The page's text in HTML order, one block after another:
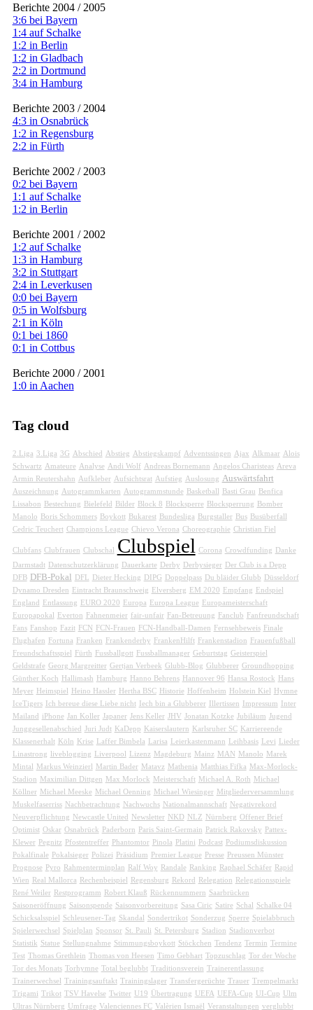
Berichte 2004 / 2005
3:6 bei Bayern
1:4 auf Schalke
1:2 in Berlin
1:2 in Gladbach
2:2 in Dortmund
3:4 in Hamburg
Berichte 2003 / 2004
4:3 in Osnabrück
1:2 in Regensburg
2:2 in Fürth
Berichte 2002 / 2003
0:2 bei Bayern
1:1 auf Schalke
1:2 in Berlin
Berichte 2001 / 2002
1:2 auf Schalke
1:3 in Hamburg
3:2 in Stuttgart
2:4 in Leverkusen
0:0 bei Bayern
0:5 in Wolfsburg
2:1 in Köln
0:1 bei 1860
0:1 in Cottbus
Berichte 2000 / 2001
1:0 in Aachen
Tag cloud
2.Liga 3.Liga 3G Abschied Abstieg Abstiegskampf Adventssingen Ajax Alkmaar Alois
Schwartz Amateure Analyse Andi Wolf Andreas Bornemann Angelos Charisteas Areva
Armin Reutershahn Aufkleber Aufsichtsrat Aufstieg Auslosung Auswärtsfahrt
Auszeichnung Autogrammkarten Autogrammstunde Basketball Basti Grau
Benfica
Lissabon
Bestechung Bielefeld Bilder Block 8 Blocksperre Blocksperrung
Bomber
Manolo
Boris Schommers Boykott Bukarest Bundesliga Burgstaller Bus
Busüberfall
Cedric Teuchert Champions League Chievo Verona Choreographie Christian Fiel
Clubfans Clubfrauen Clubschal Clubspiel Corona Crowdfunding
Danke
Darmstadt
Datenschutzerklärung Dauerkarte Derby Derbysieger
Der Club is a Depp
DFB
DFB-Pokal DFL Dieter Hecking DIPG Doppelpass Du bläider Glubb
Düsseldorf
Dynamo Dresden
Eintracht Braunschweig Elversberg EM 2020 Empfang
Endspiel
England
Entlassung EURO 2020 Europa Europa League
Europameisterschaft
Europapokal
Everton Fahnenmeier fair-unfair Fan-Betreuung Fanclub
Fanfreundschaft
Fans
Fanshop Fazit FCN FCN-Frauen FCN-Handball-Damen Fernsehbeweis
Finale
Flughafen
Fortuna Franken Frankenderby FrankenHilft Frankenstadion
Frauenfußball
Freundschaftsspiel
Fürth Fussballgott Fussballmanager Geburtstag Geisterspiel
Geldstrafe Georg Margreitter Gertjan Verbeek Glubb-Blog Glubberer Groundhopping
Günther Koch
Hallimash Hamburg Hanno Behrens Hannover 96 Hansa Rostock
Hans
Meyer
Heimspiel Heino Hassler Hertha BSC Historie Hoffenheim Holstein Kiel
Hymne
IceTigers
Ich bereue diese Liebe nicht Iech bin a Glubberer Illertissen Impressum
Inter
Mailand
iPhone Jan Koller Japaner Jens Keller JHV Jonatan Kotzke Jubiläum Jugend
Junggesellenabschied
Juri Judt KaDepp Kaiserslautern Karlsruher SC
Karriereende
Klassenerhalt
Köln Krise Laffer Bimbela Larisa Leierkastenmann Leihbasis Levi
Lieder
Linastrong
liveblogging Liverpool Lizenz Magdeburg Mainz MAN Manolo
Marek
Mintal
Markus Weinzierl Martin Bader Matavz Mathenia Matthias Fifka
Max-Morlock-
Stadion
Maximilian Dittgen Max Morlock Meisterschaft Michael A. Roth
Michael
Köllner Michael Meeske Michael Oenning Michael Wiesinger Mitgliederversammlung
Muskelfaserriss Nachbetrachtung Nachwuchs Nationalmannschaft Negativrekord
Neuverpflichtung
Newcastle United Newsletter NKD NLZ Nürnberg Offener Brief
Optimist Oskar Osnabrück Paderborn Paris Saint-Germain Patrick Rakovsky
Pattex-
Klewer
Pegnitz Pfostentreffer Phantomtor Pinola Platini Podcast
Podiumsdiskussion
Pokalfinale
Pokalsieger Polizei Präsidium Premier League Presse
Preussen Münster
Prognose
Pyro Rahmenterminplan Ralf Woy Randale Ranking Raphael Schäfer
Rapid
Wien
Real Mallorca Rechenbeispiel Regensburg Rekord Relegation
Relegationsspiele
René Weiler
Restprogramm Robert Klauß Rückennummern Saarbrücken
Saisoneröffnung Saisonspende Saisonvorbereitung Sasa Ciric Satire Schal
Schalke 04
Schicksalsspiel
Schleusener-Tag Skandal Sondertrikot Sonderzug Sperre Spielabbruch
Spielerwechsel
Spielplan Sponsor St. Pauli St. Petersburg Stadion Stadionverbot
Statistik Statue Stellungnahme Stimmungsboykott Stöckchen Tendenz Termin Termine
Test Thomas Grethlein Thomas von Heesen Timo Gebhart Topzuschlag Tor der Woche
Tor des Monats Torhymne Total beglubbt Traditionsverein Trainerentlassung
Trainerwechsel
Trainingsauftakt Trainingslager Transfergerüchte Trauer Trempelmarkt
Trigami Trikot TSV Havelse Twitter U19 Übertragung UEFA UEFA-Cup UI-Cup Ulm
Ultras Nürnberg Umfrage Valenciennes FC Valèrien Ismaël Veranstaltungen verglubbt